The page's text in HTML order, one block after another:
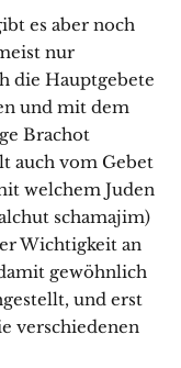
es aber noch
nur
die Hauptgebete
und mit dem
Brachot
auch vom Gebet
welchem Juden
schamajim)
Wichtigkeit an
gewöhnlich
und erst
verschiedenen